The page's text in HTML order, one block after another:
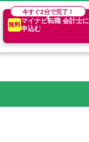
今すぐ2分で完了！
無料
マイナビ転職 会計士に
申込む